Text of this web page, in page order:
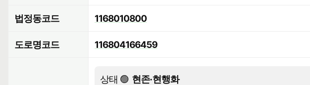
법정동코드 1168010800
도로명코드 116804166459
상태 🟢 현존·현행화